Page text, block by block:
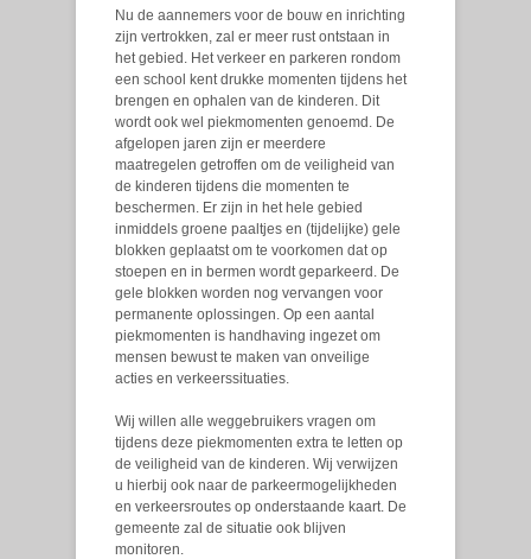
Nu de aannemers voor de bouw en inrichting
zijn vertrokken, zal er meer rust ontstaan in
het gebied. Het verkeer en parkeren rondom
een school kent drukke momenten tijdens het
brengen en ophalen van de kinderen. Dit
wordt ook wel piekmomenten genoemd. De
afgelopen jaren zijn er meerdere
maatregelen getroffen om de veiligheid van
de kinderen tijdens die momenten te
beschermen. Er zijn in het hele gebied
inmiddels groene paaltjes en (tijdelijke) gele
blokken geplaatst om te voorkomen dat op
stoepen en in bermen wordt geparkeerd. De
gele blokken worden nog vervangen voor
permanente oplossingen. Op een aantal
piekmomenten is handhaving ingezet om
mensen bewust te maken van onveilige
acties en verkeerssituaties.
Wij willen alle weggebruikers vragen om
tijdens deze piekmomenten extra te letten op
de veiligheid van de kinderen. Wij verwijzen
u hierbij ook naar de parkeermogelijkheden
en verkeersroutes op onderstaande kaart. De
gemeente zal de situatie ook blijven
monitoren.